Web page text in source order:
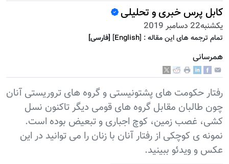
کابل پرس خبری و تحلیلی
يكشنبه22 دسامبر 2019
تمام ترجمه هاى اين مقاله : [English] [فارسى]
همرسانی
رفتار حکومت های پشتونیستی و گروه های تروریستی آنان
چون طالبان مقابل گروه های قومی دیگر تاکنون نسل
کشی، غصب زمین، کوچ اجباری و تبعیض بوده است.
نمونه ی کوچکی از رفتار آنان با زنان را می توانید در این
عکس و ویدئو ببینید.